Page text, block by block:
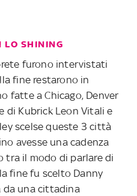
LO SHINING
furono intervistati
fine restarono in
fatte a Chicago, Denver
di Kubrick Leon Vitali e
scelse queste 3 città
avesse una cadenza
tra il modo di parlare di
fine fu scelto Danny
da una cittadina